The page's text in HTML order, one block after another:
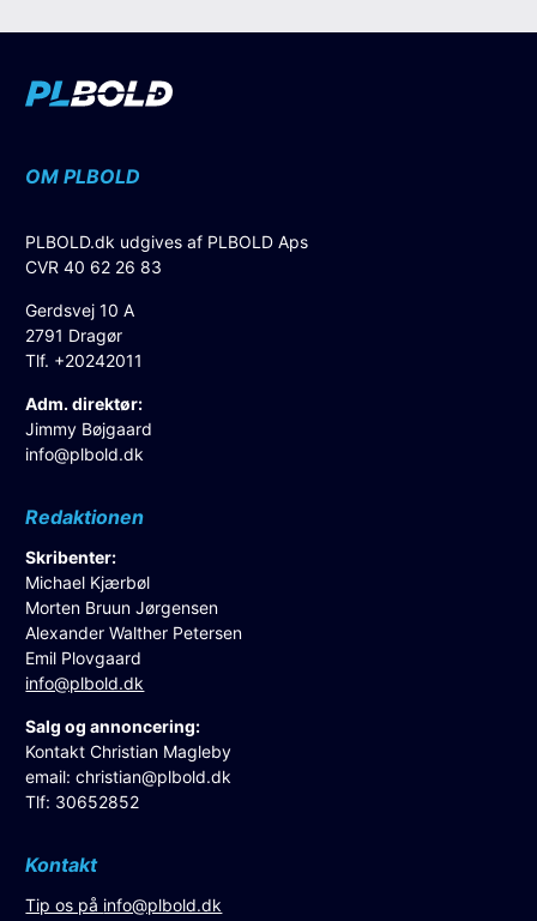
OM PLBOLD
PLBOLD.dk udgives af PLBOLD Aps
CVR 40 62 26 83
Gerdsvej 10 A
2791 Dragør
Tlf. +20242011
Adm. direktør:
Jimmy Bøjgaard
info@plbold.dk
Redaktionen
Skribenter:
Michael Kjærbøl
Morten Bruun Jørgensen
Alexander Walther Petersen
Emil Plovgaard
info@plbold.dk
Salg og annoncering:
Kontakt Christian Magleby
email:christian@plbold.dk
Tlf: 30652852
Kontakt
Tip os på info@plbold.dk